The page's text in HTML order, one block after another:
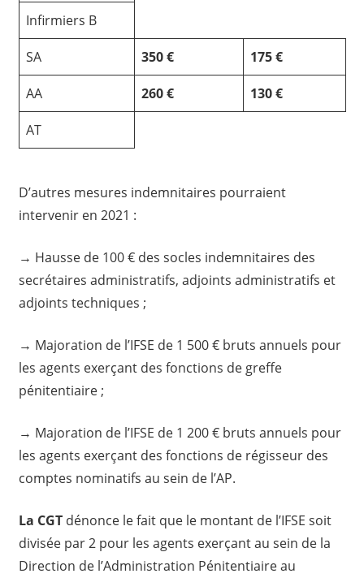
Infirmiers B
SA 350 € 175 €
AA 260 € 130 €
AT
D’autres mesures indemnitaires pourraient
intervenir en 2021 :
→ Hausse de 100 € des socles indemnitaires des
secrétaires administratifs, adjoints administratifs et
adjoints techniques ;
→ Majoration de l’IFSE de 1 500 € bruts annuels pour
les agents exerçant des fonctions de greffe
pénitentiaire ;
→ Majoration de l’IFSE de 1 200 € bruts annuels pour
les agents exerçant des fonctions de régisseur des
comptes nominatifs au sein de l’AP.
La CGTdénonce le fait que le montant de l’IFSE soit
divisée par 2 pour les agents exerçant au sein de la
Direction de l’Administration Pénitentiaire au